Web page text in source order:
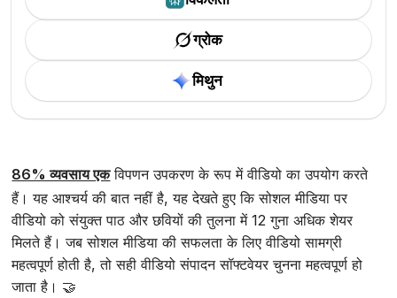
ग्रोक
मिथुन
86% व्यवसाय एकविपणन उपकरण के रूप में वीडियो का उपयोग करते
हैं। यह आश्चर्य की बात नहीं है, यह देखते हुए कि सोशल मीडिया पर
वीडियो को संयुक्त पाठ और छवियों की तुलना में 12 गुना अधिक शेयर
मिलते हैं। जब सोशल मीडिया की सफलता के लिए वीडियो सामग्री
महत्वपूर्ण होती है, तो सही वीडियो संपादन सॉफ्टवेयर चुनना महत्वपूर्ण हो
जाता है। 🤝